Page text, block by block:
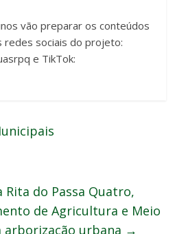
vão preparar os conteúdos
redes sociais do projeto:
e TikTok:
do Passa Quatro,
de Agricultura e Meio
urbana →